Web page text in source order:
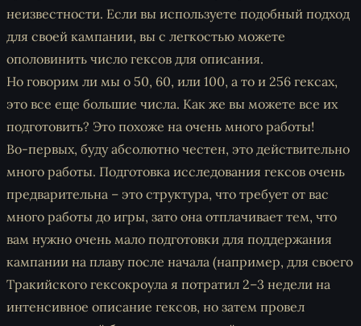
неизвестности. Если вы используете подобный подход
для своей кампании, вы с легкостью можете
ополовинить число гексов для описания.
Но говорим ли мы о 50, 60, или 100, а то и 256 гексах,
это все еще большие числа. Как же вы можете все их
подготовить? Это похоже на очень много работы!
Во-первых, буду абсолютно честен, это действительно
много работы. Подготовка исследования гексов очень
предварительна – это структура, что требует от вас
много работы до игры, зато она отплачивает тем, что
вам нужно очень мало подготовки для поддержания
кампании на плаву после начала (например, для своего
Тракийского гексокроула я потратил 2–3 недели на
интенсивное описание гексов, но затем провел